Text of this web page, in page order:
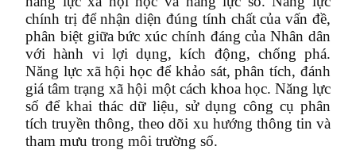
chính trị để nhận diện đúng tính chất của vấn đề,
phân biệt giữa bức xúc chính đáng của Nhân dân
với hành vi lợi dụng, kích động, chống phá.
Năng lực xã hội học để khảo sát, phân tích, đánh
giá tâm trạng xã hội một cách khoa học. Năng lực
số để khai thác dữ liệu, sử dụng công cụ phân
tích truyền thông, theo dõi xu hướng thông tin và
tham mưu trong môi trường số.